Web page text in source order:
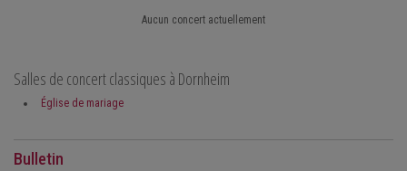
Aucun concert actuellement
Salles de concert classiques à Dornheim
Église de mariage
Bulletin